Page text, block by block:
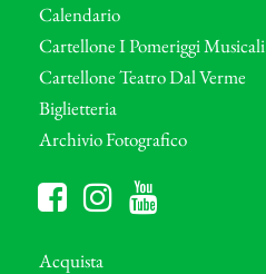
Calendario
Cartellone I Pomeriggi Musicali
Cartellone Teatro Dal Verme
Biglietteria
Archivio Fotografico
Acquista